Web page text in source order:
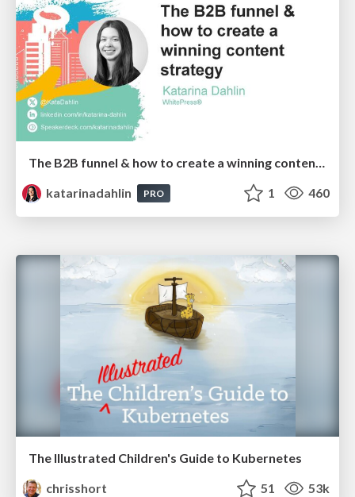
katarinadahlin
PRO 1 460
The Illustrated Children's Guide to Kubernetes
chrisshort
51 53k